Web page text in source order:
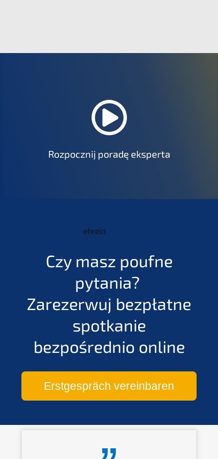
Rozpocznij poradę eksperta
Czy masz poufne
pytania?
Zarezerwuj bezpłatne
spotkanie
bezpośrednio online
Erstgespräch vereinbaren